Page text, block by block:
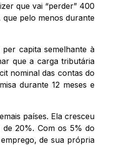
que vai “perder” 400
que pelo menos durante
capita semelhante à
que a carga tributária
nominal das contas do
durante 12 meses e
países. Ela cresceu
20%. Com os 5% do
de sua própria